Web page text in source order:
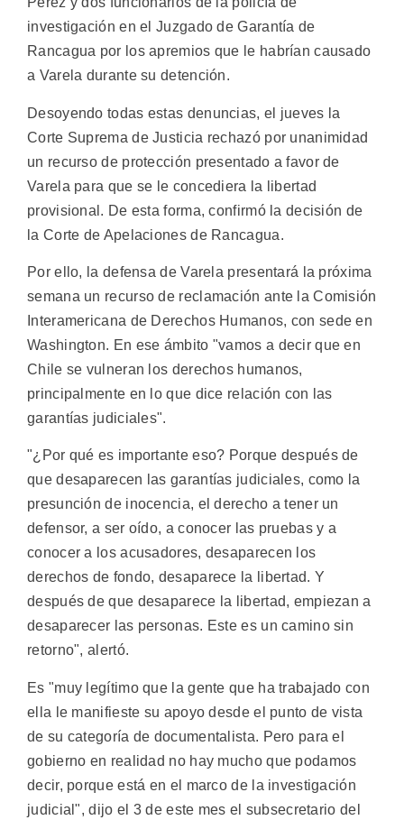
investigación en el Juzgado de Garantía de
Rancagua por los apremios que le habrían causado
a Varela durante su detención.
Desoyendo todas estas denuncias, el jueves la
Corte Suprema de Justicia rechazó por unanimidad
un recurso de protección presentado a favor de
Varela para que se le concediera la libertad
provisional. De esta forma, confirmó la decisión de
la Corte de Apelaciones de Rancagua.
Por ello, la defensa de Varela presentará la próxima
semana un recurso de reclamación ante la Comisión
Interamericana de Derechos Humanos, con sede en
Washington. En ese ámbito "vamos a decir que en
Chile se vulneran los derechos humanos,
principalmente en lo que dice relación con las
garantías judiciales".
"¿Por qué es importante eso? Porque después de
que desaparecen las garantías judiciales, como la
presunción de inocencia, el derecho a tener un
defensor, a ser oído, a conocer las pruebas y a
conocer a los acusadores, desaparecen los
derechos de fondo, desaparece la libertad. Y
después de que desaparece la libertad, empiezan a
desaparecer las personas. Este es un camino sin
retorno", alertó.
Es "muy legítimo que la gente que ha trabajado con
ella le manifieste su apoyo desde el punto de vista
de su categoría de documentalista. Pero para el
gobierno en realidad no hay mucho que podamos
decir, porque está en el marco de la investigación
judicial", dijo el 3 de este mes el subsecretario del